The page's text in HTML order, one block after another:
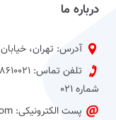
درباره ما
آدرس: تهران،
شماره 021
پست الکترونیکی: jahan1383@yahoo.com